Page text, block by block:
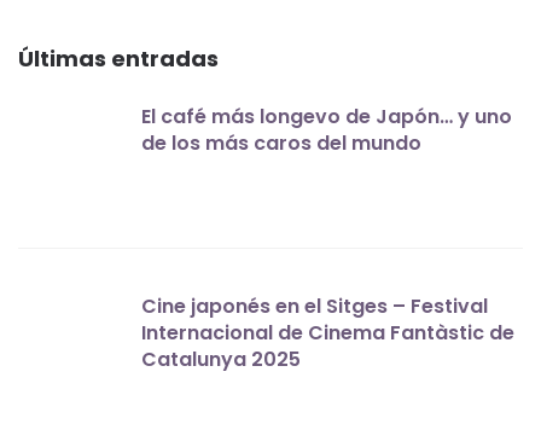
Últimas entradas
El café más longevo de Japón… y uno
de los más caros del mundo
Cine japonés en el Sitges – Festival
Internacional de Cinema Fantàstic de
Catalunya 2025